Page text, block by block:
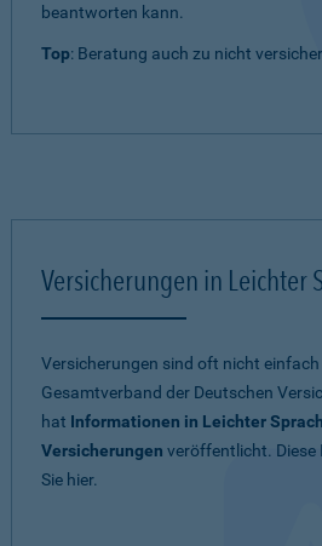
beantworten kann.
Top: Beratung auch zu nicht
Versicherungen in Leichter
Versicherungen sind oft nicht einfach
Gesamtverband der Deutschen
hat Informationen in Leichter
Versicherungen veröffentlicht.
Sie hier.